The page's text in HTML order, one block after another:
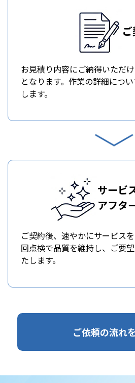
お見積り内容にご納得いただ
となります。作業の詳細につ
します。
サービ
アフタ
ご契約後、速やかにサービス
回点検で品質を維持し、ご要
たします。
ご依頼の流れ